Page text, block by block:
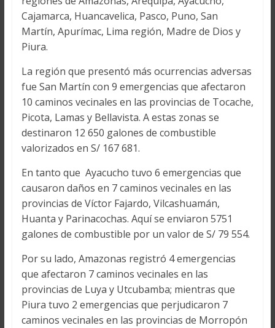
Cajamarca, Huancavelica, Pasco, Puno, San
Martín, Apurímac, Lima región, Madre de Dios y
Piura.
La región que presentó más ocurrencias adversas
fue San Martín con 9 emergencias que afectaron
10 caminos vecinales en las provincias de Tocache,
Picota, Lamas y Bellavista. A estas zonas se
destinaron 12 650 galones de combustible
valorizados en S/ 167 681.
En tanto que Ayacucho tuvo 6 emergencias que
causaron daños en 7 caminos vecinales en las
provincias de Víctor Fajardo, Vilcashuamán,
Huanta y Parinacochas. Aquí se enviaron 5751
galones de combustible por un valor de S/ 79 554.
Por su lado, Amazonas registró 4 emergencias
que afectaron 7 caminos vecinales en las
provincias de Luya y Utcubamba; mientras que
Piura tuvo 2 emergencias que perjudicaron 7
caminos vecinales en las provincias de Morropón